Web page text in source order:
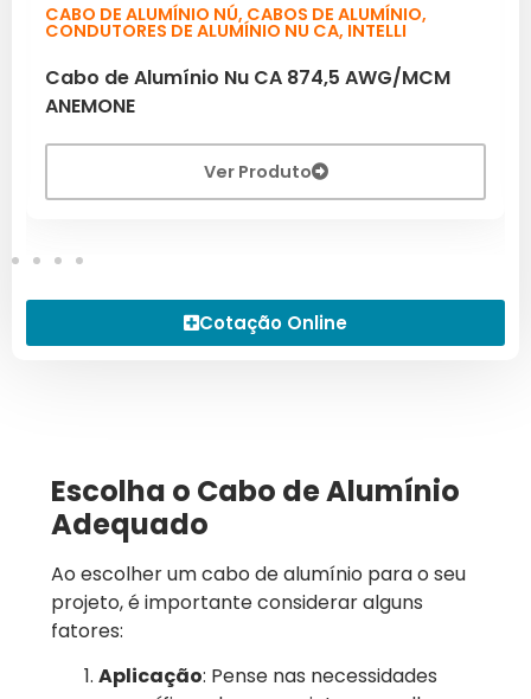
CABO DE ALUMÍNIO NÚ, CABOS DE ALUMÍNIO,
CONDUTORES DE ALUMÍNIO NU CA, INTELLI
Cabo de Alumínio Nu CA 874,5 AWG/MCM
ANEMONE
Ver Produto
Cotação Online
Escolha o Cabo de Alumínio
Adequado
Ao escolher um cabo de alumínio para o seu
projeto, é importante considerar alguns
fatores:
Aplicação: Pense nas necessidades